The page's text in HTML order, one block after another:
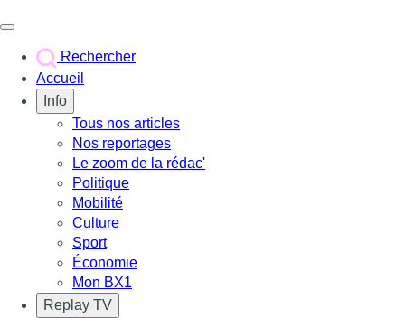
Rechercher
Accueil
Info
Tous nos articles
Nos reportages
Le zoom de la rédac'
Politique
Mobilité
Culture
Sport
Économie
Mon BX1
Replay TV